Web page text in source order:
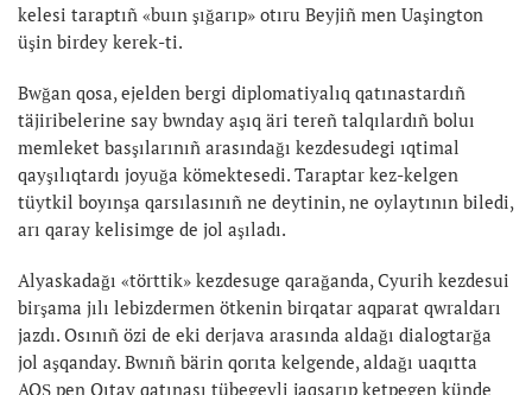
kelesi taraptıñ «buın şığarıp» otıru Beyjiñ men Uaşington
üşin birdey kerek-ti.
Bwğan qosa, ejelden bergi diplomatiyalıq qatınastardıñ
täjiribelerine say bwnday aşıq äri tereñ talqılardıñ boluı
memleket basşılarınıñ arasındağı kezdesudegi ıqtimal
qayşılıqtardı joyuğa kömektesedi. Taraptar kez-kelgen
tüytkil boyınşa qarsılasınıñ ne deytinin, ne oylaytının biledi,
arı qaray kelisimge de jol aşıladı.
Alyaskadağı «törttik» kezdesuge qarağanda, Cyurih kezdesui
birşama jılı lebizdermen ötkenin birqatar aqparat qwraldarı
jazdı. Osınıñ özi de eki derjava arasında aldağı dialogtarğa
jol aşqanday. Bwnıñ bärin qorıta kelgende, aldağı uaqıtta
AQŞ pen Qıtay qatınası tübegeyli jaqsarıp ketpegen künde